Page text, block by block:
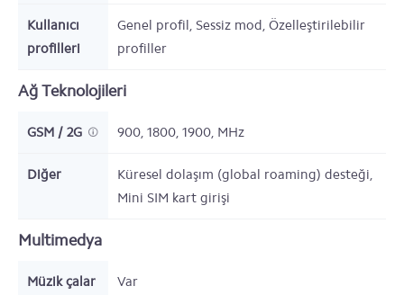
Kullanıcı
profilleri
Genel profil, Sessiz mod, Özelleştirilebilir
profiller
Ağ Teknolojileri
GSM / 2G 900, 1800, 1900, MHz
Diğer
Küresel dolaşım (global roaming) desteği,
Mini SIM kart girişi
Multimedya
Müzik çalar Var